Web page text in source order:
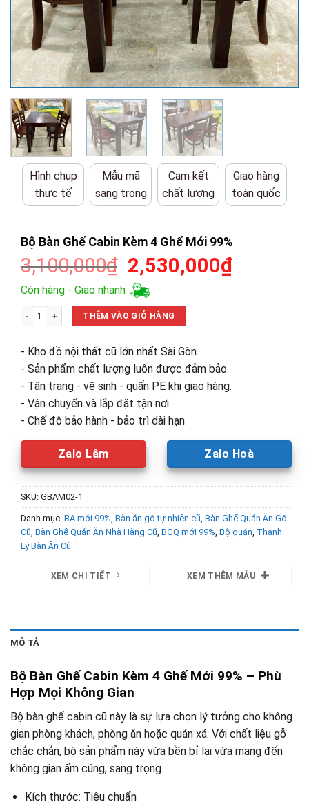
Hình chụp
thực tế
Mẫu mã
sang trọng
Cam kết
chất lượng
Giao hàng
toàn quốc
Bộ Bàn Ghế Cabin Kèm 4 Ghế Mới 99%
3,100,000₫ Giá
gốc
là:
3,100,000₫.
2,530,000₫Giá
Còn hàng - Giao nhanh
Bộ Bàn Ghế Cabin Kèm 4 Ghế Mới 99% số lượng
THÊM VÀO GIỎ HÀNG
- Kho đồ nội thất cũ lớn nhất Sài Gòn.
- Sản phẩm chất lượng luôn được đảm bảo.
- Tân trang - vệ sinh - quấn PE khi giao hàng.
- Vận chuyển và lắp đặt tận nơi.
- Chế độ bảo hành - bảo trì dài hạn
Zalo Lâm Zalo Hoà
SKU: GBAM02-1
Danh mục: BA mới 99%, Bàn ăn gỗ tự nhiên cũ, Bàn Ghế Quán Ăn Gỗ
Cũ, Bàn Ghế Quán Ăn Nhà Hàng Cũ, BGQ mới 99%, Bộ quán, Thanh
Lý Bàn Ăn Cũ
XEM CHI TIẾT XEM THÊM MẪU
MÔ TẢ
Bộ Bàn Ghế Cabin Kèm 4 Ghế Mới 99% – Phù
Hợp Mọi Không Gian
Bộ bàn ghế cabin cũ này là sự lựa chọn lý tưởng cho không
gian phòng khách, phòng ăn hoặc quán xá. Với chất liệu gỗ
chắc chắn, bộ sản phẩm này vừa bền bỉ lại vừa mang đến
không gian ấm cúng, sang trọng.
Kích thước: Tiêu chuẩn